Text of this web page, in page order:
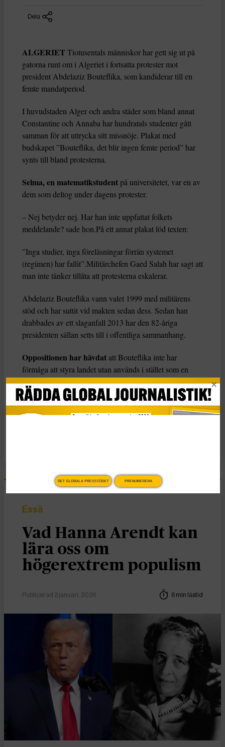
Dela
ALGERIET Tiotusentals människor har gett sig ut på
gatorna runt om i Algeriet i fortsatta protester mot
president Abdelaziz Bouteflika, som kandiderar till en
femte mandatperiod.
I huvudstaden Alger och andra städer som bland annat
Constantine och Annaba har hundratals studenter gått
samman för att uttrycka sitt missnöje. Plakat med
budskapet ”Bouteflika, det blir ingen femte period” har
synts till bland protesterna.
Selma, en matematikstudentpå universitetet, var en av
dem som deltog under dagens protester.
– Nej betyder nej. Har han inte uppfattat folkets
meddelande? sade hon.På ett annat plakat löd texten:
”Inga studier, inga föreläsningar förrän systemet
(regimen) har fallit”.Militärchefen Gaed Salah har sagt att
man inte tänker tillåta att protesterna eskalerar.
Abdelaziz Bouteflika vann valet 1999 med militärens
stöd och har suttit vid makten sedan dess. Sedan han
drabbades av ett slaganfall 2013 har den 82-åriga
presidenten sällan setts till i offentliga sammanhang.
Oppositionen har hävdatatt Bouteflika inte har
förmåga att styra landet utan används i stället som en
nickdocka av makteliten för att de ska kunna sitta kvar
på sina toppositioner.
Essä
Vad Hanna Arendt kan
lära oss om
högerextrem populism
Publicerad 2 januari, 2026 6 min lästid
DET GLOBALA PRESSTÖDET PRENUMERERA